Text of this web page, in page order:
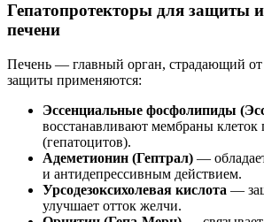
Гепатопротекторы для защиты и
печени
Печень — главный орган, страдающий от
защиты применяются:
Эссенциальные фосфолипиды
восстанавливают мембраны клеток
(гепатоцитов).
Адеметионин (Гептрал) —
и антидепрессивным действием.
Урсодезоксихолевая кислота —
улучшает отток желчи.